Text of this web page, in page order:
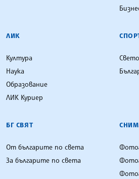
ЛИК
Култура
Наука
Образование
ЛИК Куриер
БГ СВЯТ
От българите по света
За българите по света